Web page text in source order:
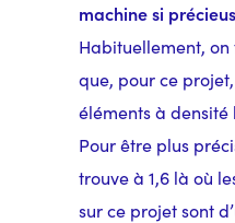
machine si
Habituellement,
que, pour ce
éléments à
Pour être plus
trouve à 1,6 là où
sur ce projet sont